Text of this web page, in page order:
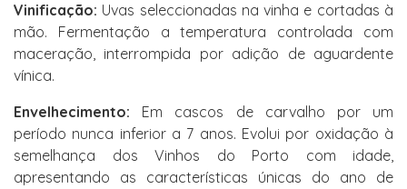
Vinificação: Uvas seleccionadas na vinha e cortadas à
mão. Fermentação a temperatura controlada com
maceração, interrompida por adição de aguardente
vínica.
Envelhecimento: Em cascos de carvalho por um
período nunca inferior a 7 anos. Evolui por oxidação à
semelhança dos Vinhos do Porto com idade,
apresentando as características únicas do ano de